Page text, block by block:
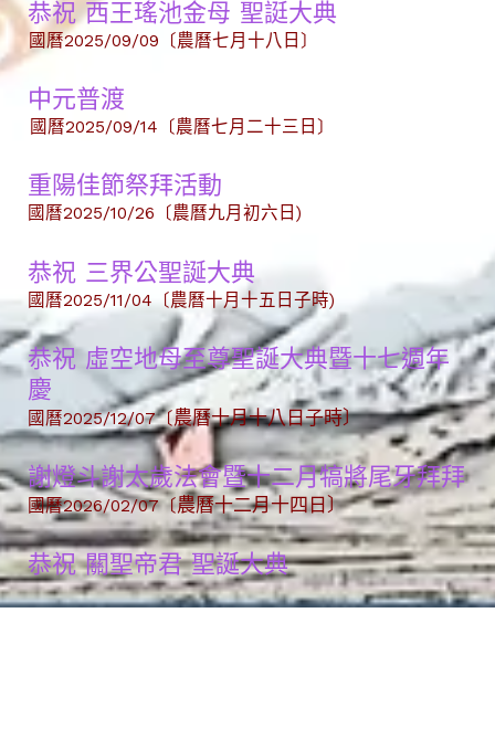
恭祝 西王瑤池金母 聖誔大典
國曆2025/09/09〔農曆七月十八日〕
中元普渡
國曆2025/09/14〔農曆七月二十三日〕
重陽佳節祭拜活動
國曆2025/10/26〔農曆九月初六日)
恭祝 三界公聖誕大典
國曆2025/11/04〔農曆十月十五日子時)
恭祝 虛空地母至尊聖誕大典暨十七週年
慶
國曆2025/12/07〔農曆十月十八日子時〕
謝燈斗謝太歲法會暨十二月犒將尾牙拜拜
國曆2026/02/07〔農曆十二月十四日〕
恭祝 關聖帝君 聖誕大典